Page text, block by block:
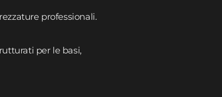
professionali.
per le basi,